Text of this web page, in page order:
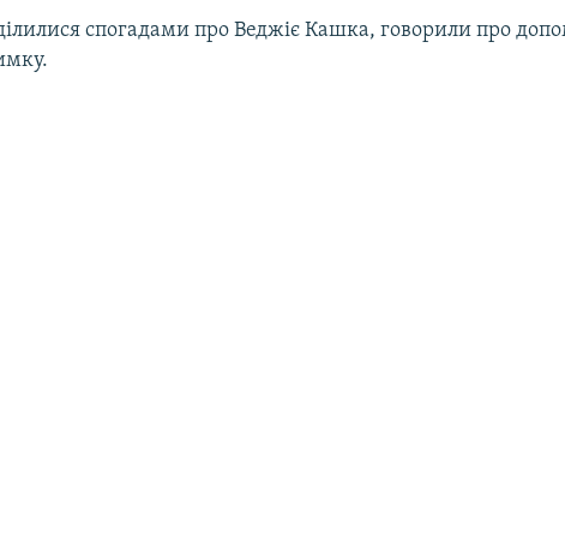
ділилися спогадами про Веджіє Кашка, говорили про